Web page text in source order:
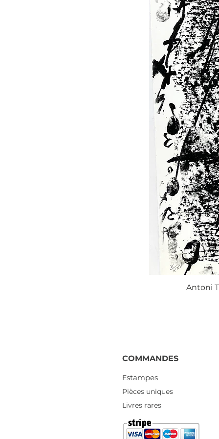
Antoni
COMMANDES
Estampes
Pièces uniques
Livres rares